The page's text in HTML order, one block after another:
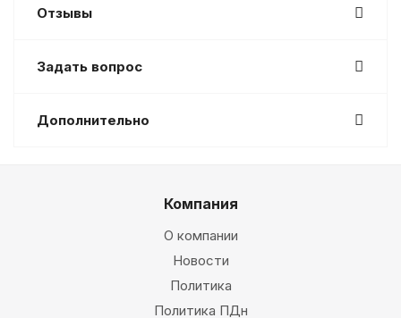
Отзывы
Задать вопрос
Дополнительно
Компания
О компании
Новости
Политика
Политика ПДн